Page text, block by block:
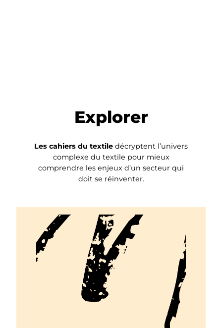
Explorer
Les cahiers du textile décryptent l’univers
complexe du textile pour mieux
comprendre les enjeux d’un secteur qui
doit se réinventer.